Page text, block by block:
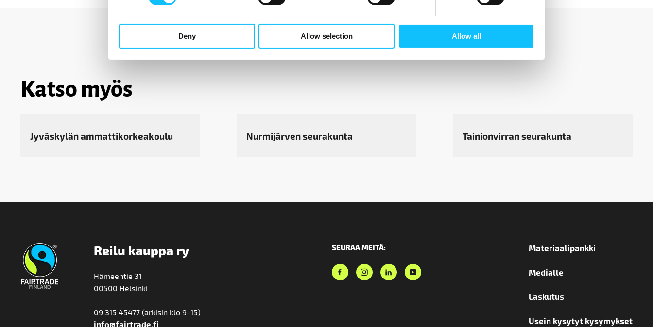
Deny Allow selection Allow all
Katso myös
Jyväskylän ammattikorkeakoulu Nurmijärven seurakunta Tainionvirran seurakunta
Reilu kauppa ry
Hämeentie 31
00500 Helsinki
09 315 45477 (arkisin klo 9–15)
info@fairtrade.fi
SEURAA MEITÄ: Materiaalipankki
Medialle
Laskutus
Usein kysytyt kysymykset